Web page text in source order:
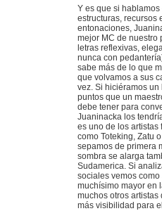
Y es que si hablamos
estructuras, recursos
entonaciones,
mejor MC de nuestro
letras reflexivas,
nunca con
sabe más de lo que
que volvamos a sus
vez. Si hiciéramos
puntos que un
debe tener para
Juaninacka los
es uno de los artistas
como Toteking, Zatu
sepamos de primera
sombra se alarga
Sudamerica. Si
sociales vemos
muchísimo mayor en
muchos otros
más visibilidad para